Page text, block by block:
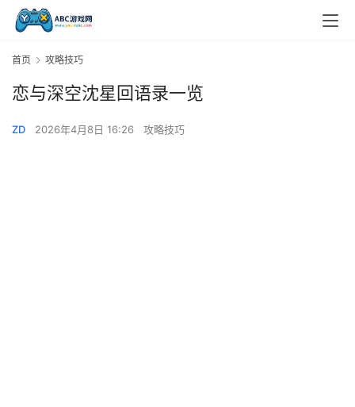
首页 攻略技巧
恋与深空沈星回语录一览
ZD 2026年4月8日 16:26 攻略技巧